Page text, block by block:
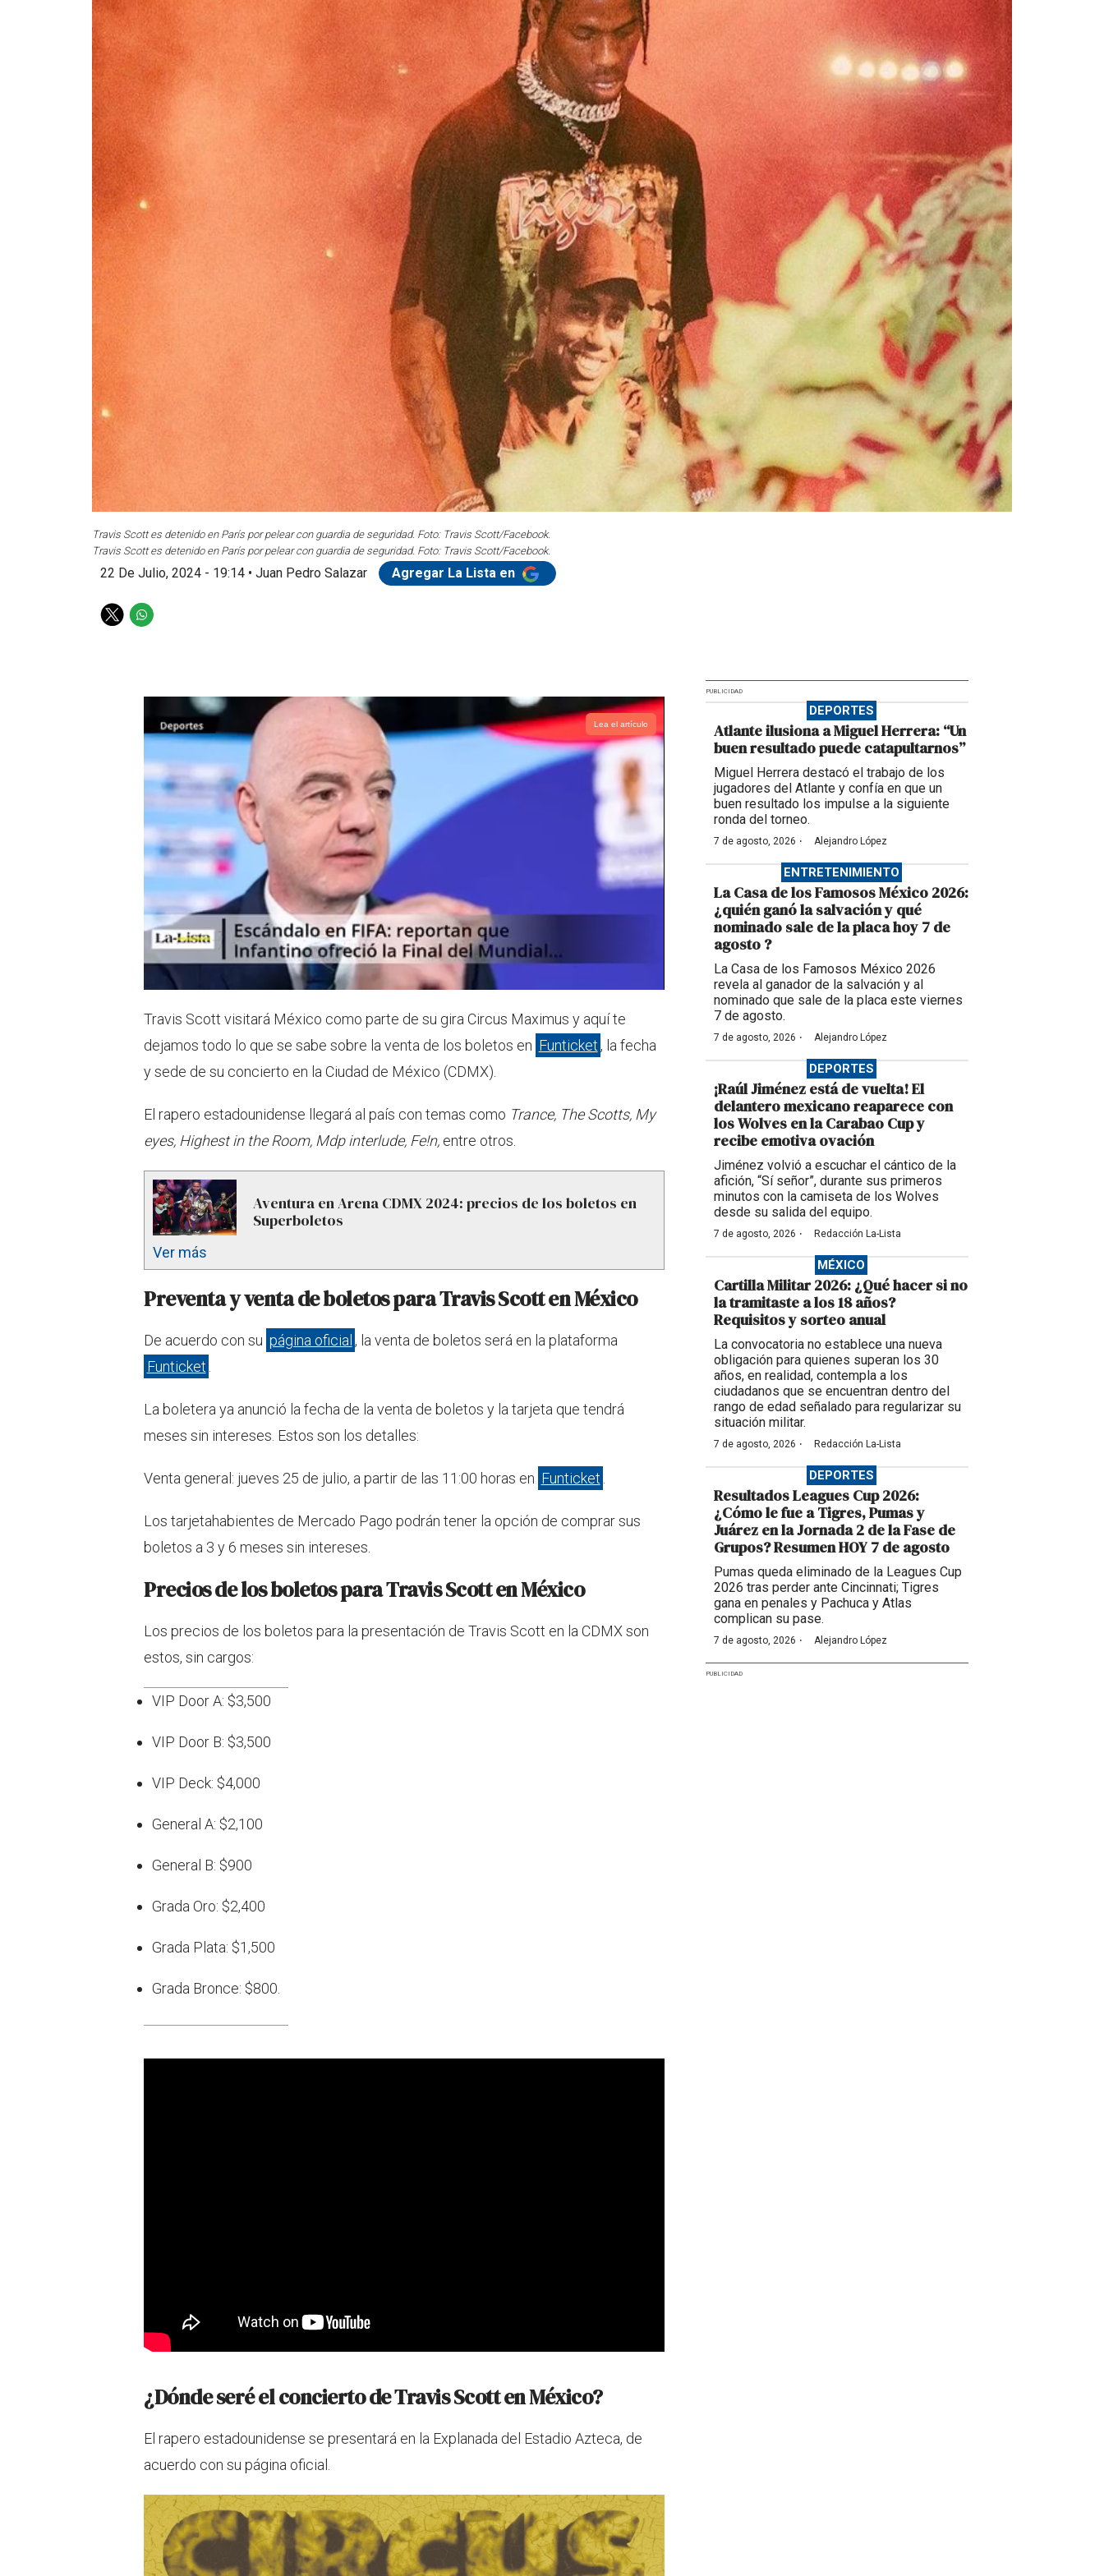
Travis Scott es detenido en París por pelear con guardia de seguridad. Foto: Travis Scott/Facebook.
Travis Scott es detenido en París por pelear con guardia de seguridad. Foto: Travis Scott/Facebook.
22 De Julio, 2024 - 19:14 • Juan Pedro Salazar Agregar La Lista en
T
W
p
Lea el artículo
Travis Scott visitará México como parte de su gira Circus Maximus y aquí te
dejamos todo lo que se sabe sobre la venta de los boletos en Funticket, la fecha
y sede de su concierto en la Ciudad de México (CDMX).
El rapero estadounidense llegará al país con temas como Trance, The Scotts, My
eyes, Highest in the Room, Mdp interlude, Fe!n, entre otros.
Aventura en Arena CDMX 2024: precios de los boletos en
Superboletos
Ver más
Preventa y venta de boletos para Travis Scott en México
De acuerdo con su página oficial , la venta de boletos será en la plataforma
Funticket
La boletera ya anunció la fecha de la venta de boletos y la tarjeta que tendrá
meses sin intereses. Estos son los detalles:
Venta general: jueves 25 de julio, a partir de las 11:00 horas en Funticket
Los tarjetahabientes de Mercado Pago podrán tener la opción de comprar sus
boletos a 3 y 6 meses sin intereses.
Precios de los boletos para Travis Scott en México
Los precios de los boletos para la presentación de Travis Scott en la CDMX son
estos, sin cargos:
VIP Door A: $3,500
VIP Door B: $3,500
VIP Deck: $4,000
General A: $2,100
General B: $900
Grada Oro: $2,400
Grada Plata: $1,500
Grada Bronce: $800.
¿Dónde seré el concierto de Travis Scott en México?
El rapero estadounidense se presentará en la Explanada del Estadio Azteca, de
acuerdo con su página oficial.
PUBLICIDAD
DEPORTES
Atlante ilusiona a Miguel Herrera: “Un
buen resultado puede catapultarnos”
Miguel Herrera destacó el trabajo de los
jugadores del Atlante y confía en que un
buen resultado los impulse a la siguiente
ronda del torneo.
7 de agosto, 2026 · Alejandro López
ENTRETENIMIENTO
La Casa de los Famosos México 2026:
¿quién ganó la salvación y qué
nominado sale de la placa hoy 7 de
agosto ?
La Casa de los Famosos México 2026
revela al ganador de la salvación y al
nominado que sale de la placa este viernes
7 de agosto.
7 de agosto, 2026 · Alejandro López
DEPORTES
¡Raúl Jiménez está de vuelta! El
delantero mexicano reaparece con
los Wolves en la Carabao Cup y
recibe emotiva ovación
Jiménez volvió a escuchar el cántico de la
afición, “Sí señor”, durante sus primeros
minutos con la camiseta de los Wolves
desde su salida del equipo.
7 de agosto, 2026 · Redacción La-Lista
MÉXICO
Cartilla Militar 2026: ¿Qué hacer si no
la tramitaste a los 18 años?
Requisitos y sorteo anual
La convocatoria no establece una nueva
obligación para quienes superan los 30
años, en realidad, contempla a los
ciudadanos que se encuentran dentro del
rango de edad señalado para regularizar su
situación militar.
7 de agosto, 2026 · Redacción La-Lista
DEPORTES
Resultados Leagues Cup 2026:
¿Cómo le fue a Tigres, Pumas y
Juárez en la Jornada 2 de la Fase de
Grupos? Resumen HOY 7 de agosto
Pumas queda eliminado de la Leagues Cup
2026 tras perder ante Cincinnati; Tigres
gana en penales y Pachuca y Atlas
complican su pase.
7 de agosto, 2026 · Alejandro López
PUBLICIDAD